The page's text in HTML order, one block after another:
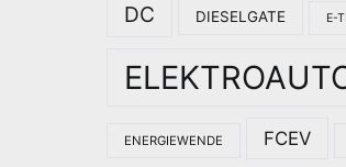
DC DIESELGATE E-
ENERGIEWENDE FCEV